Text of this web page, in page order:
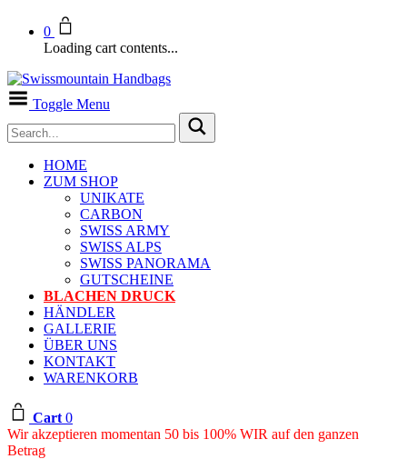
0
Loading cart contents...
Toggle Menu
HOME
ZUM SHOP
UNIKATE
CARBON
SWISS ARMY
SWISS ALPS
SWISS PANORAMA
GUTSCHEINE
BLACHEN DRUCK
HÄNDLER
GALLERIE
ÜBER UNS
KONTAKT
WARENKORB
Cart 0
Wir akzeptieren momentan 50 bis 100% WIR auf den ganzen
Betrag